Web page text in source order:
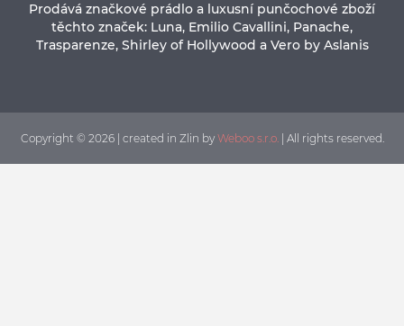
Prodává značkové prádlo a luxusní punčochové zboží
těchto značek: Luna, Emilio Cavallini, Panache,
Trasparenze, Shirley of Hollywood a Vero by Aslanis
Copyright © 2026 | created in Zlin by Weboo s.r.o.| All rights reserved.